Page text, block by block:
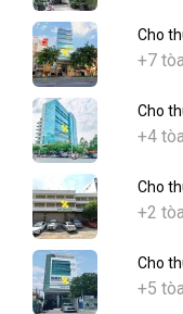
Cho
+7
Cho
+4
Cho
+2
Cho
+5